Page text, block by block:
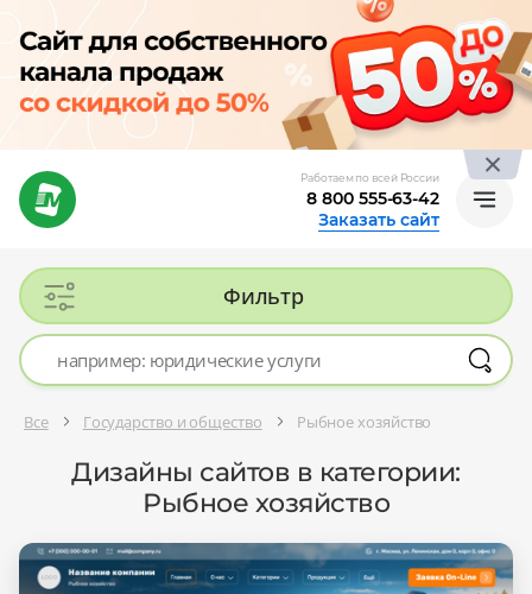
Работаем по всей России
8 800 555-63-42
Заказать сайт
Фильтр
Все Государство и общество Рыбное хозяйство
Дизайны сайтов в категории:
Рыбное хозяйство